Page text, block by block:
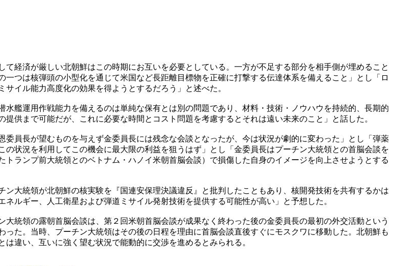
経済が厳しい北朝鮮はこの時期にお互いを必要としている。一方が不足する部分を相手側が埋めること
つは核弾頭の小型化を通じて米国など長距離目標物を正確に打撃する伝達体系を備えること」とし「ロ
イル能力高度化の効果を得ようとするだろう」と述べた。
艦運用作戦能力を備えるのは単純な保有とは別の問題であり、材料・技術・ノウハウを持続的、長期的
供まで可能だが、これに必要な時間とコスト問題を考慮するとそれは遠い未来のこと」と話した。
員長が望むものを与えず金委員長には残念な会談となったが、今は状況が劇的に変わった」とし「弾薬
状況を利用してこの機会に最大限の利益を狙うはず」とし「金委員長はプーチン大統領との首脳会談を
ランプ前大統領とのベトナム・ハノイ米朝首脳会談）で損傷した自身のイメージを向上させようとする
大統領が北朝鮮の核実験を『国連安保理決議違反』と批判したこともあり、核開発技術を共有するかは
ルギー、人工衛星および弾道ミサイル発射技術を提供する可能性が高い」と予想した。
統領の露朝首脳会談は、第２回米朝首脳会談が成果なく終わった後の金委員長の最初の外交活動という
た。当時、プーチン大統領はその後の日程を理由に首脳会談直後すぐにモスクワに移動した。北朝鮮も
違い、互いに強く望む状況で能動的に交渉を進めるとみられる。